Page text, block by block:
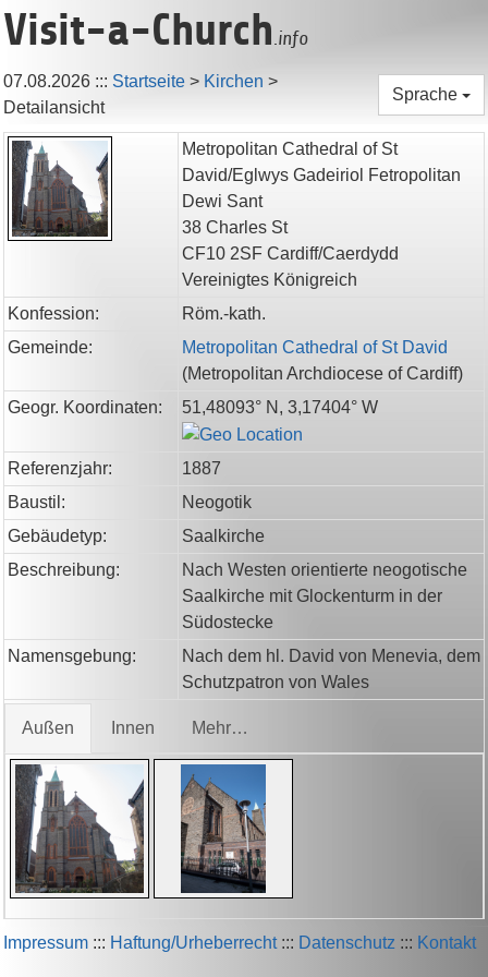
Visit-a-Church.info
07.08.2026 ::: Startseite > Kirchen >
Detailansicht
Sprache
Metropolitan Cathedral of St
David/Eglwys Gadeiriol Fetropolitan
Dewi Sant
38 Charles St
CF10 2SF Cardiff/Caerdydd
Vereinigtes Königreich
Konfession:
Röm.-kath.
Gemeinde:
Metropolitan Cathedral of St David
(Metropolitan Archdiocese of Cardiff)
Geogr. Koordinaten:
51,48093° N, 3,17404° W
Referenzjahr:
1887
Baustil:
Neogotik
Gebäudetyp:
Saalkirche
Beschreibung:
Nach Westen orientierte neogotische
Saalkirche mit Glockenturm in der
Südostecke
Namensgebung:
Nach dem hl. David von Menevia, dem
Schutzpatron von Wales
Außen Innen Mehr…
Impressum ::: Haftung/Urheberrecht::: Datenschutz ::: Kontakt